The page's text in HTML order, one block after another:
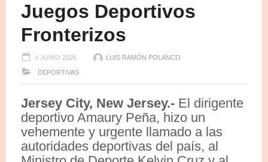
Juegos Deportivos
Fronterizos
4 JUNIO 2026 LUIS RAMÓN POLANCO
DEPORTIVAS
Jersey City, New Jersey.- El dirigente
deportivo Amaury Peña, hizo un
vehemente y urgente llamado a las
autoridades deportivas del país, al